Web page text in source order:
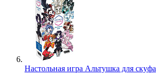
Настольная игра Альтушка для скуфа